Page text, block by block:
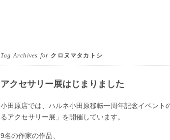
Tag Archives for クロヌマタカトシ
アクセサリー展はじまりました
小田原店では、ハルネ小田原移転一周年記念イベント
るアクセサリー展」を開催しています。
9名の作家の作品、